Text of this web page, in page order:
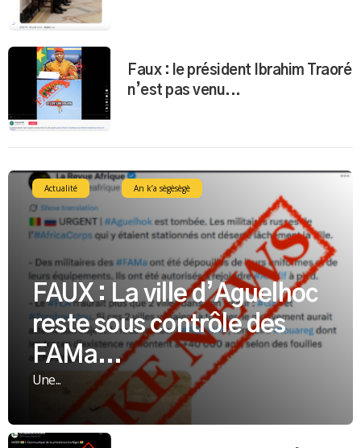
Faux : le président Ibrahim Traoré
n’est pas venu...
Actualité An k’a sègèsègè
FAUX : La ville d’Aguelhoc
reste sous contrôle des
FAMa...
Une...